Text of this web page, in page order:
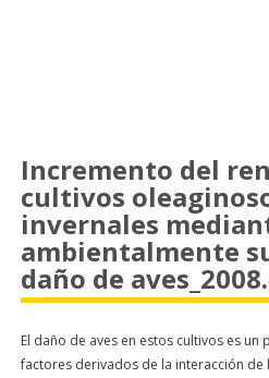
Incremento del
cultivos
invernales
ambientalmente
daño de
El daño de aves en estos cultivos es
factores derivados de la interacción de